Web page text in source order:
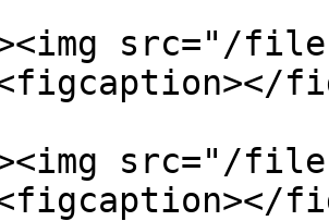
src="/
src="/files/